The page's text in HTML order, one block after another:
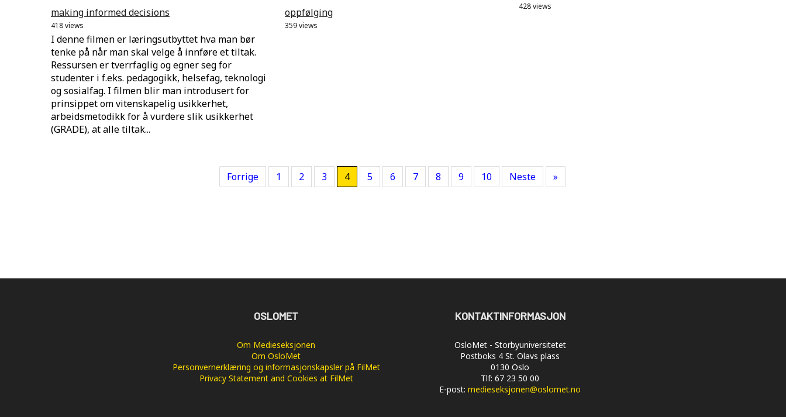
making informed decisions
418 views
I denne filmen er læringsutbyttet hva man bør
tenke på når man skal velge å innføre et tiltak.
Ressursen er tverrfaglig og egner seg for
studenter i f.eks. pedagogikk, helsefag, teknologi
og sosialfag. I filmen blir man introdusert for
prinsippet om vitenskapelig usikkerhet,
arbeidsmetodikk for å vurdere slik usikkerhet
(GRADE), at alle tiltak...
oppfølging
359 views
428 views
Forrige 1 2 3 4 5 6 7 8 9 10 Neste »
OSLOMET
Om Medieseksjonen
Om OsloMet
Personvernerklæring og informasjonskapsler på FilMet
Privacy Statement and Cookies at FilMet
KONTAKTINFORMASJON
OsloMet - Storbyuniversitetet
Postboks 4 St. Olavs plass
0130 Oslo
Tlf: 67 23 50 00
E-post: medieseksjonen@oslomet.no